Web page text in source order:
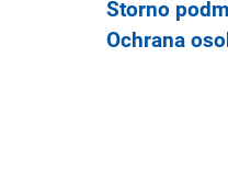
Storno
Ochrana